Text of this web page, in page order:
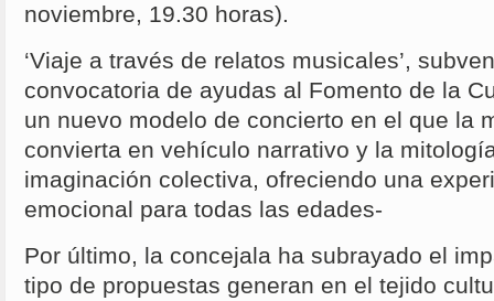
noviembre, 19.30 horas).
‘Viaje a través de relatos musicales’,
convocatoria de ayudas al Fomento de la
un nuevo modelo de concierto en el que la
convierta en vehículo narrativo y la
imaginación colectiva, ofreciendo una
emocional para todas las edades-
Por último, la concejala ha subrayado el
tipo de propuestas generan en el tejido